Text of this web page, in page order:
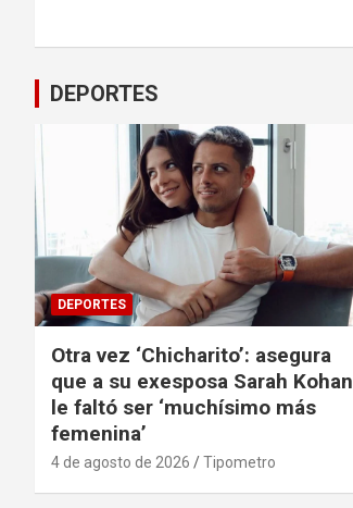
DEPORTES
DEPORTES
Otra vez ‘Chicharito’: asegura
que a su exesposa Sarah Kohan
le faltó ser ‘muchísimo más
femenina’
4 de agosto de 2026 Tipometro